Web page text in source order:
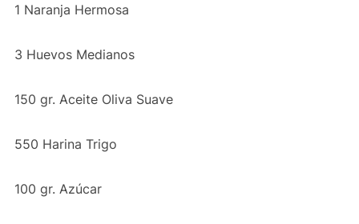
1 Naranja Hermosa
3 Huevos Medianos
150 gr. Aceite Oliva Suave
550 Harina Trigo
100 gr. Azúcar